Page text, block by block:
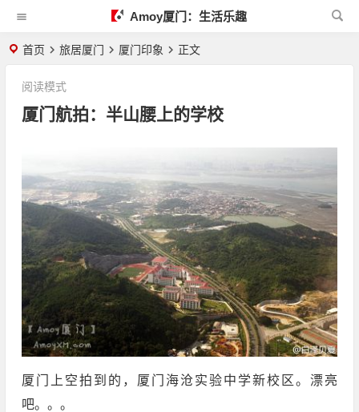
Amoy厦门：生活乐趣
首页 旅居厦门 厦门印象 正文
厦门航拍：半山腰上的学校
阅读模式
厦门上空拍到的，厦门海沧实验中学新校区。漂亮
吧。。。